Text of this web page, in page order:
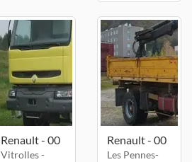
Renault - 00
Vitrolles -
Renault - 00
Les Pennes-